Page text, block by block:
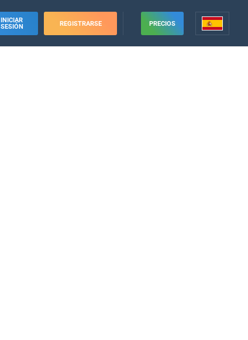
INICIAR
SESIÓN
REGISTRARSE PRECIOS